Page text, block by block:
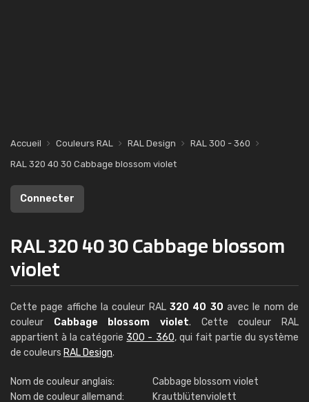
Accueil Couleurs RAL RAL Design
RAL 300 - 360
RAL 320 40 30 Cabbage blossom violet
Connecter
RAL 320 40 30 Cabbage blossom
violet
Cette page affiche la couleur RAL 320 40 30 avec le nom de
couleur Cabbage blossom violet. Cette couleur RAL
appartient à la catégorie 300 - 360, qui fait partie du système
de couleurs RAL Design.
Nom de couleur anglais:
Cabbage blossom violet
Nom de couleur allemand:
Krautblütenviolett